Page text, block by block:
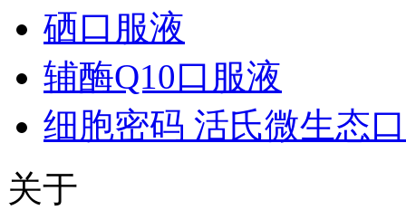
硒口服液
辅酶Q10口服液
细胞密码 活氏微生态
关于